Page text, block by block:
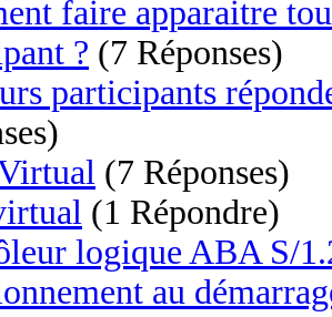
faire apparaitre
? (7 Réponses)
participants
(7 Réponses)
(1 Répondre)
logique ABA S/
au